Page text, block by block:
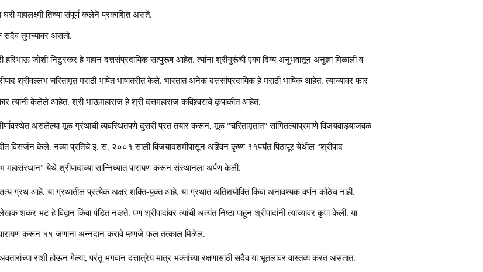
महालक्ष्मी तिच्या संपूर्ण कलेने प्रकाशित असते.
तुमच्यावर असतो.
हरिभाऊ जोशी निटुरकर हे महान दत्तसंप्रदायिक सत्पुरूष आहेत. त्यांना श्रीगुरूंची एका दिव्य अनुभवातून अनुज्ञा मिळाली व
श्रीवल्लभ चरितामृत मराठी भाषेत भाषांतरीत केले. भारतात अनेक दत्तसांप्रदायिक हे मराठी भाषिक आहेत. त्यांच्यावर फार
त्यांनी केलेले आहेत. श्री भाऊमहाराज हे श्री दत्तमहाराज कविश्र्वरांचे कृपांकीत आहेत.
असलेल्या मूळ ग्रंथाची व्यवस्थितपणे दुसरी प्रत तयार करून, मूळ "चरितामृतात" सांगितल्याप्रमाणे विजयवाड्याजवळ
विसर्जन केले. नव्या प्रतिचे इ. स. २००१ साली विजयादशमीपासून अश्र्विन कृष्ण ११पर्यंत पिठापूर येथील "श्रीपाद
महासंस्थान" येथे श्रीपादांच्या सान्निध्यात पारायण करून संस्थानला अर्पण केली.
ग्रंथ आहे. या ग्रंथातील प्रत्येक अक्षर शक्ति-युक्त आहे. या ग्रंथात अतिशयोक्ति किंवा अनावश्यक वर्णन कोठेच नाही.
शंकर भट हे विद्वान किंवा पंडित नव्हते. पण श्रीपादांवर त्यांची अत्यंत निष्ठा पाहून श्रीपादांनी त्यांच्यावर कृपा केली. या
करून ११ जणांना अन्नदान करावे म्हणजे फल तत्काल मिळेल.
राशी होऊन गेल्या, परंतु भगवान दत्तात्रेय मात्र भक्तांच्या रक्षणासाठी सदैव या भूतलावर वास्तव्य करत असतात.